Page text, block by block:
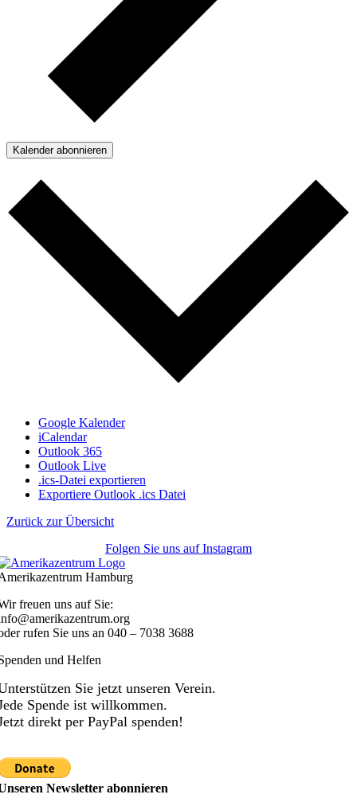
Kalender abonnieren
Google Kalender
iCalendar
Outlook 365
Outlook Live
.ics-Datei exportieren
Exportiere Outlook .ics Datei
Zurück zur Übersicht
Folgen Sie uns auf Instagram
Hamburg
freuen uns auf Sie:
rufen Sie uns an040 – 7038 3688
und Helfen
Sie jetzt unseren Verein.
Spende ist willkommen.
direkt per PayPal spenden!
Newsletter abonnieren